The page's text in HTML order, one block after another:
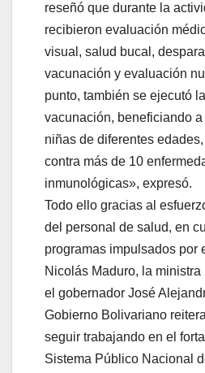
reseñó que durante la
recibieron evaluación
visual, salud bucal,
vacunación y evaluación
punto, también se ejecutó
vacunación, beneficiando
niñas de diferentes
contra más de 10
inmunológicas», expresó.
Todo ello gracias al
del personal de salud, en
programas impulsados por
Nicolás Maduro, la
el gobernador José
Gobierno Bolivariano
seguir trabajando en el
Sistema Público Nacional